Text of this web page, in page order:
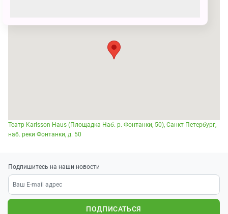
Театр Karlsson Haus (Площадка Наб. р. Фонтанки, 50), Санкт-Петербург,
наб. реки Фонтанки, д. 50
Подпишитесь на наши новости
ПОДПИСАТЬСЯ